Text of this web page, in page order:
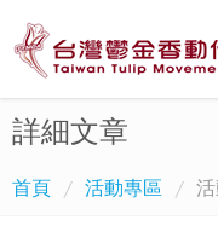
詳細文章
首頁 活動專區